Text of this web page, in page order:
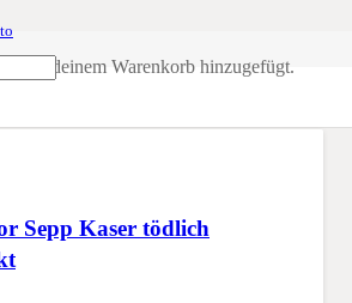
wurde deinem Warenkorb hinzugefügt.
Sepp Kaser tödlich